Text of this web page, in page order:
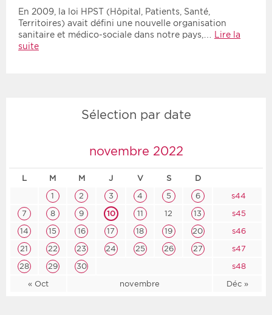
En 2009, la loi HPST (Hôpital, Patients, Santé,
Territoires) avait défini une nouvelle organisation
sanitaire et médico-sociale dans notre pays,… Lire la
suite
Sélection par date
novembre 2022
L M M J V S D
« Oct novembre Déc »
1 2 3 4 5 6
s44
7
8 9 10 11 12 13
s45
14
15 16 17 18 19 20
s46
21
22 23 24 25 26 27
s47
28
29 30 s48